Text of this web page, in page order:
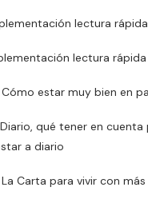
lectura rápida
lectura rápida
estar muy bien en
qué tener en
a diario
Carta para vivir con